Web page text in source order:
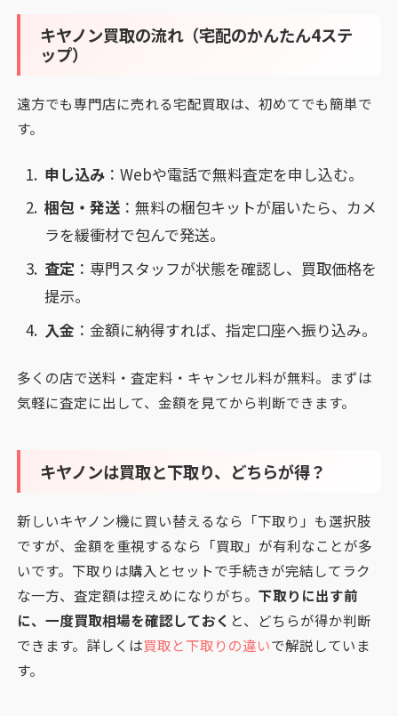
キヤノン買取の流れ（宅配のかんたん4ステ
ップ）
遠方でも専門店に売れる宅配買取は、初めてでも簡単で
す。
申し込み：Webや電話で無料査定を申し込む。
梱包・発送：無料の梱包キットが届いたら、カメ
ラを緩衝材で包んで発送。
査定：専門スタッフが状態を確認し、買取価格を
提示。
入金 ：金額に納得すれば、指定口座へ振り込み。
多くの店で送料・査定料・キャンセル料が無料。まずは
気軽に査定に出して、金額を見てから判断できます。
キヤノンは買取と下取り、どちらが得？
新しいキヤノン機に買い替えるなら「下取り」も選択肢
ですが、金額を重視するなら「買取」が有利なことが多
いです。下取りは購入とセットで手続きが完結してラク
な一方、査定額は控えめになりがち。下取りに出す前
に、一度買取相場を確認しておく と、どちらが得か判断
できます。詳しくは買取と下取りの違いで解説していま
す。